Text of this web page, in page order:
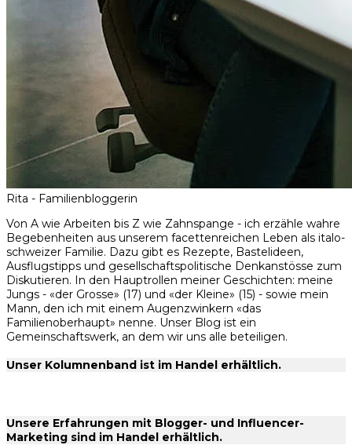
Rita - Familienbloggerin
Von A wie Arbeiten bis Z wie Zahnspange - ich erzähle wahre
Begebenheiten aus unserem facettenreichen Leben als italo-
schweizer Familie. Dazu gibt es Rezepte, Bastelideen,
Ausflugstipps und gesellschaftspolitische Denkanstösse zum
Diskutieren. In den Hauptrollen meiner Geschichten: meine
Jungs - «der Grosse» (17) und «der Kleine» (15) - sowie mein
Mann, den ich mit einem Augenzwinkern «das
Familienoberhaupt» nenne. Unser Blog ist ein
Gemeinschaftswerk, an dem wir uns alle beteiligen.
Unser Kolumnenband ist im Handel erhältlich.
Unsere Erfahrungen mit Blogger- und Influencer-
Marketing sind im Handel erhältlich.